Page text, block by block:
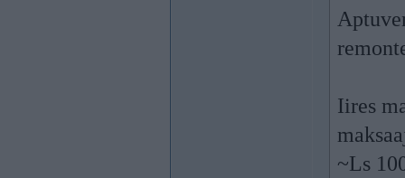
Iires
~Ls